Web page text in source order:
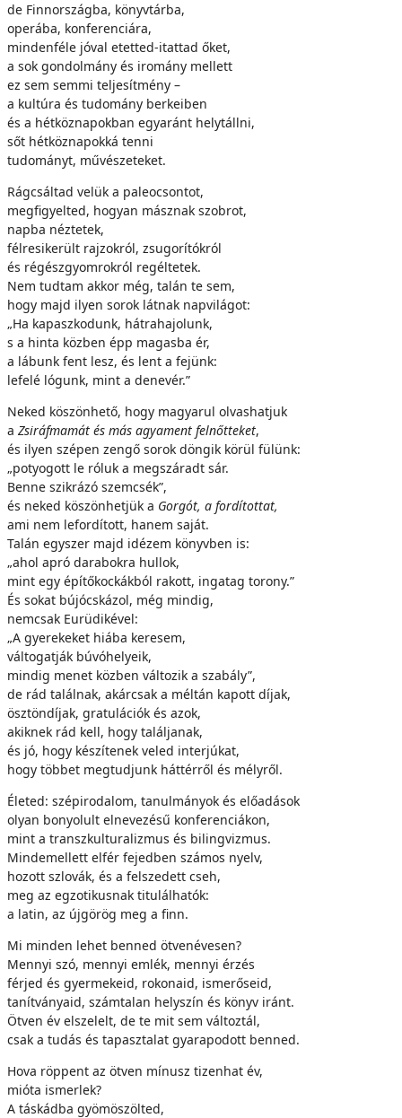
de Finnországba, könyvtárba,
operába, konferenciára,
mindenféle jóval etetted-itattad őket,
a sok gondolmány és iromány mellett
ez sem semmi teljesítmény –
a kultúra és tudomány berkeiben
és a hétköznapokban egyaránt helytállni,
sőt hétköznapokká tenni
tudományt, művészeteket.
Rágcsáltad velük a paleocsontot,
megfigyelted, hogyan másznak szobrot,
napba néztetek,
félresikerült rajzokról, zsugorítókról
és régészgyomrokról regéltetek.
Nem tudtam akkor még, talán te sem,
hogy majd ilyen sorok látnak napvilágot:
„Ha kapaszkodunk, hátrahajolunk,
s a hinta közben épp magasba ér,
a lábunk fent lesz, és lent a fejünk:
lefelé lógunk, mint a denevér.”
Neked köszönhető, hogy magyarul olvashatjuk
a Zsiráfmamát és más agyament felnőtteket,
és ilyen szépen zengő sorok döngik körül fülünk:
„potyogott le róluk a megszáradt sár.
Benne szikrázó szemcsék”,
és neked köszönhetjük a Gorgót, a fordítottat,
ami nem lefordított, hanem saját.
Talán egyszer majd idézem könyvben is:
„ahol apró darabokra hullok,
mint egy építőkockákból rakott, ingatag torony.”
És sokat bújócskázol, még mindig,
nemcsak Eurüdikével:
„A gyerekeket hiába keresem,
váltogatják búvóhelyeik,
mindig menet közben változik a szabály”,
de rád találnak, akárcsak a méltán kapott díjak,
ösztöndíjak, gratulációk és azok,
akiknek rád kell, hogy találjanak,
és jó, hogy készítenek veled interjúkat,
hogy többet megtudjunk háttérről és mélyről.
Életed: szépirodalom, tanulmányok és előadások
olyan bonyolult elnevezésű konferenciákon,
mint a transzkulturalizmus és bilingvizmus.
Mindemellett elfér fejedben számos nyelv,
hozott szlovák, és a felszedett cseh,
meg az egzotikusnak titulálhatók:
a latin, az újgörög meg a finn.
Mi minden lehet benned ötvenévesen?
Mennyi szó, mennyi emlék, mennyi érzés
férjed és gyermekeid, rokonaid, ismerőseid,
tanítványaid, számtalan helyszín és könyv iránt.
Ötven év elszelelt, de te mit sem változtál,
csak a tudás és tapasztalat gyarapodott benned.
Hova röppent az ötven mínusz tizenhat év,
mióta ismerlek?
A táskádba gyömöszölted,